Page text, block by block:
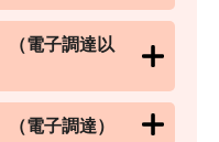
（電子調達以
電子調達）